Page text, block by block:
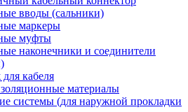
вводы (сальники)
маркеры
муфты
наконечники и соединители
кабеля
материалы
системы (для наружной прокладки